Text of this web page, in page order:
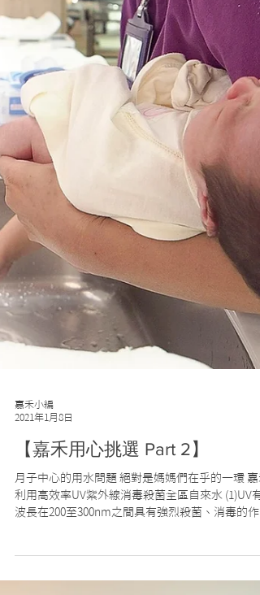
嘉禾小編
2021年1月8日
【嘉禾用心挑選 Part 2】
月子中心的用水問題 絕對是媽媽們在乎的一環 嘉
95%以上的滅活作用。...